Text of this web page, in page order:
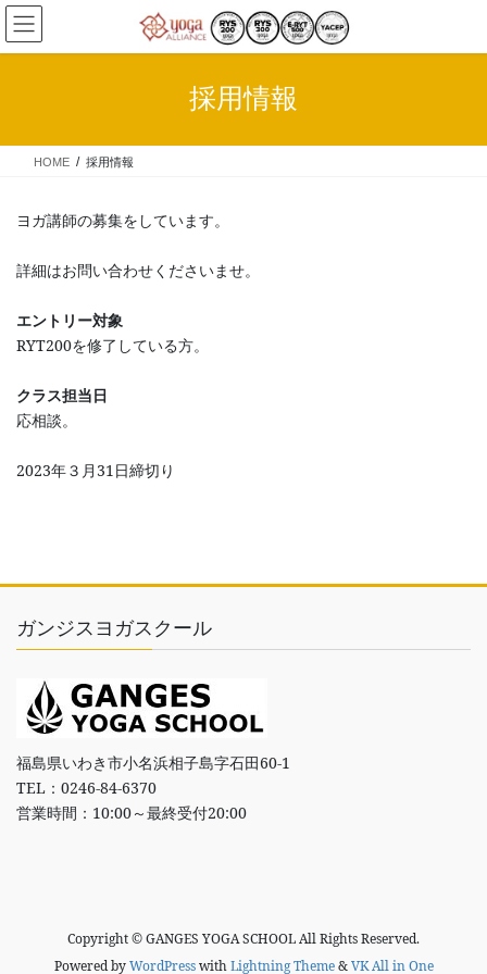
コ
ン
テ
ス
ナ
ビ
ゲ
ン
採用情報
HOME 採用情報
ヨガ講師の募集をしています。
詳細はお問い合わせくださいませ。
エントリー対象
RYT200を修了している方。
クラス担当日
応相談。
2023年３月31日締切り
ガンジスヨガスクール
福島県いわき市小名浜相子島字石田60-1
TEL：0246-84-6370
営業時間：10:00～最終受付20:00
Copyright © GANGES YOGA SCHOOL All Rights Reserved.
Powered byWordPresswithLightning Theme&VK All in One